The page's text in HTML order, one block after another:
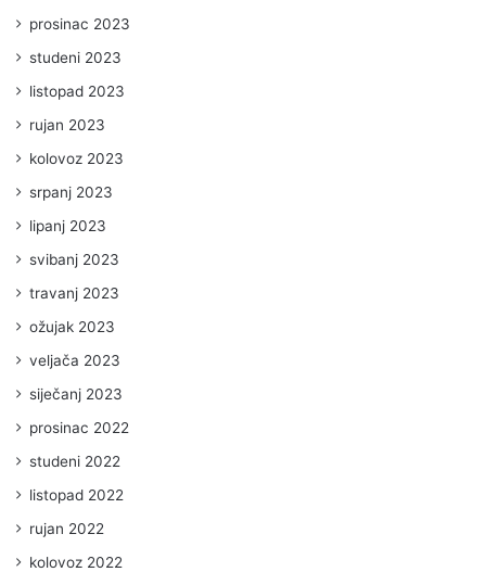
prosinac 2023
studeni 2023
listopad 2023
rujan 2023
kolovoz 2023
srpanj 2023
lipanj 2023
svibanj 2023
travanj 2023
ožujak 2023
veljača 2023
siječanj 2023
prosinac 2022
studeni 2022
listopad 2022
rujan 2022
kolovoz 2022